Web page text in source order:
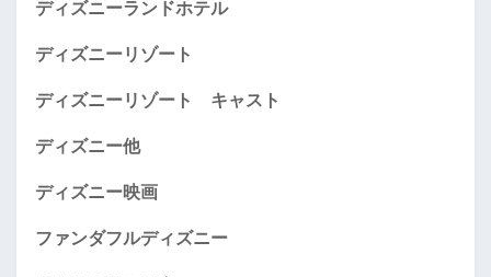
ディズニーランドホテル
ディズニーリゾート
ディズニーリゾート キャスト
ディズニー他
ディズニー映画
ファンダフルディズニー